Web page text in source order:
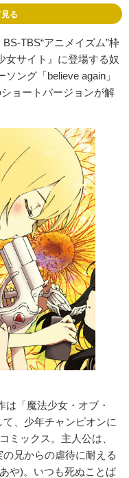
る
TBS“アニメイズム”枠
女サイト』に登場する奴
ング「believe again」
ョートバージョンが解
「魔法少女・オブ・
、少年チャンピオンに
ミックス。主人公は、
兄からの虐待に耐える
や)。いつも死ぬことば